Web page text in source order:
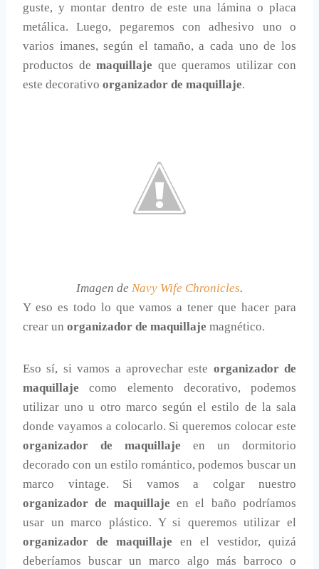
guste, y montar dentro de este una lámina o placa
metálica. Luego, pegaremos con adhesivo uno o
varios imanes, según el tamaño, a cada uno de los
productos de maquillaje que queramos utilizar con
este decorativo organizador de maquillaje.
Imagen de Navy Wife Chronicles.
Y eso es todo lo que vamos a tener que hacer para
crear un organizador de maquillaje magnético.
Eso sí, si vamos a aprovechar este organizador de
maquillaje como elemento decorativo, podemos
utilizar uno u otro marco según el estilo de la sala
donde vayamos a colocarlo. Si queremos colocar este
organizador de maquillaje en un dormitorio
decorado con un estilo romántico, podemos buscar un
marco vintage. Si vamos a colgar nuestro
organizador de maquillaje en el baño podríamos
usar un marco plástico. Y si queremos utilizar el
organizador de maquillaje en el vestidor, quizá
deberíamos buscar un marco algo más barroco o